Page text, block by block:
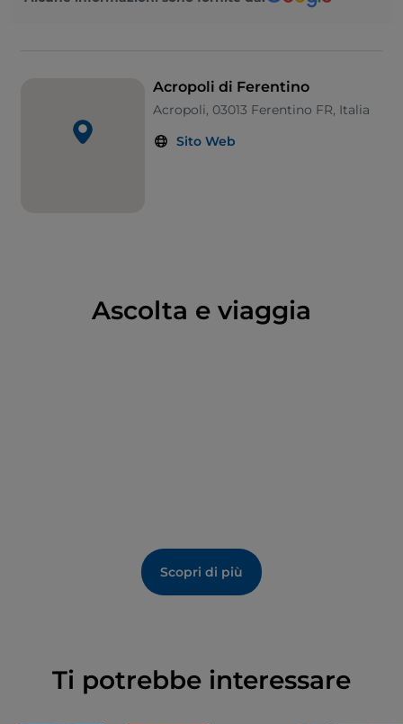
Tirinto, poi Porta Maggiore, anche detta di Casamari,
di età sillana. Queste mura resistettero a lungo
all’invasione romana, avvenuta tra la fine del II e
l’inizio del I secolo a.C.
Acropoli di Ferentino
Acropoli, 03013 Ferentino FR, Italia
Sito Web
Ascolta e viaggia
Scopri di più
Ti potrebbe interessare